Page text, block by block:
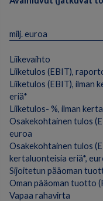
milj. euroa
Liikevaihto
Liiketulos (EBIT),
Liiketulos (EBIT), ilman
eriä*
Liiketulos- %, ilman
Osakekohtainen tulos
euroa
Osakekohtainen tulos
kertaluonteisia eriä*,
Sijoitetun pääoman
Oman pääoman tuotto
Vapaa rahavirta